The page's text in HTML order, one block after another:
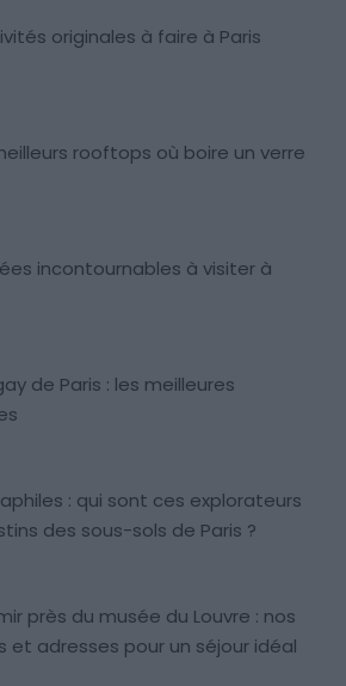
originales à faire à Paris
rooftops où boire un verre
incontournables à visiter à
de Paris : les meilleures
: qui sont ces explorateurs
des sous-sols de Paris ?
près du musée du Louvre : nos
et adresses pour un séjour idéal